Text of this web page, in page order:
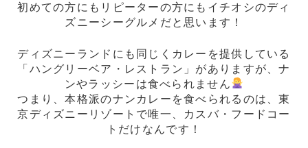
初めての方にもリピーターの方にもイチオシのディ
ズニーシーグルメだと思います！
ディズニーランドにも同じくカレーを提供している
「ハングリーベア・レストラン」がありますが、ナ
ンやラッシーは食べられません
つまり、本格派のナンカレーを食べられるのは、東
京ディズニーリゾートで唯一、カスバ・フードコー
トだけなんです！